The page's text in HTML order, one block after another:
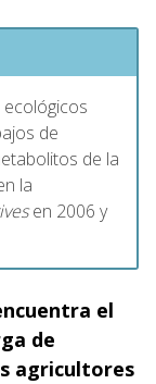
de
de la
la
en 2006 y
el
de
agricultores